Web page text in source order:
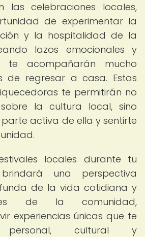
las celebraciones locales,
de experimentar la
y la hospitalidad de la
lazos emocionales y
te acompañarán mucho
de regresar a casa. Estas
te permitirán no
la cultura local, sino
activa de ella y sentirte
locales durante tu
una perspectiva
de la vida cotidiana y
de la comunidad,
experiencias únicas que te
personal, cultural y